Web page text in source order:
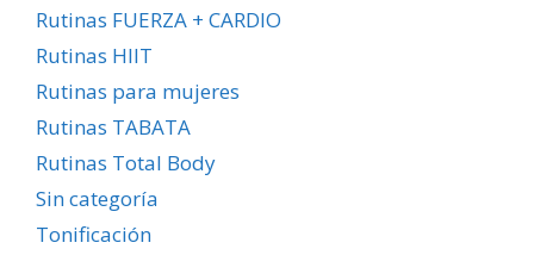
Rutinas FUERZA + CARDIO
Rutinas HIIT
Rutinas para mujeres
Rutinas TABATA
Rutinas Total Body
Sin categoría
Tonificación